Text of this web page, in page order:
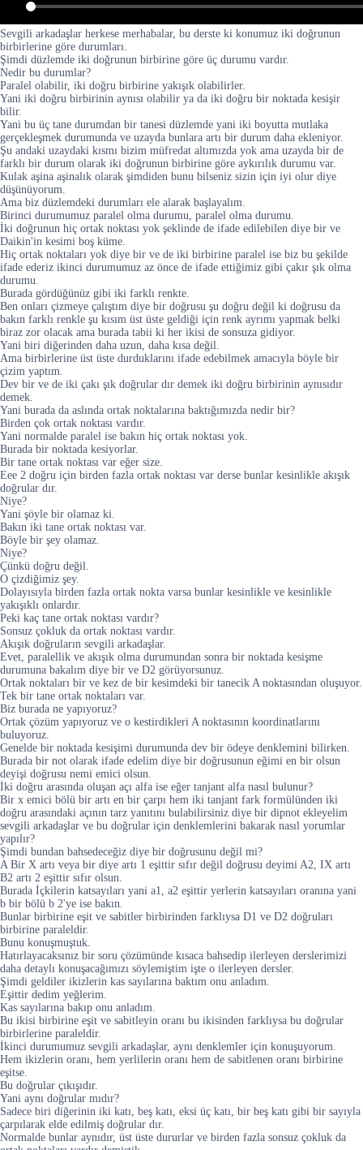
Sevgili arkadaşlar herkese merhabalar, bu derste ki konumuz iki doğrunun
birbirlerine göre durumları.
Şimdi düzlemde iki doğrunun birbirine göre üç durumu vardır.
Nedir bu durumlar?
Paralel olabilir, iki doğru birbirine yakışık olabilirler.
Yani iki doğru birbirinin aynısı olabilir ya da iki doğru bir noktada kesişir
bilir.
Yani bu üç tane durumdan bir tanesi düzlemde yani iki boyutta mutlaka
gerçekleşmek durumunda ve uzayda bunlara artı bir durum daha ekleniyor.
Şu andaki uzaydaki kısmı bizim müfredat altımızda yok ama uzayda bir de
farklı bir durum olarak iki doğrunun birbirine göre aykırılık durumu var.
Kulak aşina aşinalık olarak şimdiden bunu bilseniz sizin için iyi olur diye
düşünüyorum.
Ama biz düzlemdeki durumları ele alarak başlayalım.
Birinci durumumuz paralel olma durumu, paralel olma durumu.
İki doğrunun hiç ortak noktası yok şeklinde de ifade edilebilen diye bir ve
Daikin'in kesimi boş küme.
Hiç ortak noktaları yok diye bir ve de iki birbirine paralel ise biz bu şekilde
ifade ederiz ikinci durumumuz az önce de ifade ettiğimiz gibi çakır şık olma
durumu.
Burada gördüğünüz gibi iki farklı renkte.
Ben onları çizmeye çalıştım diye bir doğrusu şu doğru değil ki doğrusu da
bakın farklı renkle şu kısım üst üste geldiği için renk ayrımı yapmak belki
biraz zor olacak ama burada tabii ki her ikisi de sonsuza gidiyor.
Yani biri diğerinden daha uzun, daha kısa değil.
Ama birbirlerine üst üste durduklarını ifade edebilmek amacıyla böyle bir
çizim yaptım.
Dev bir ve de iki çakı şık doğrular dır demek iki doğru birbirinin aynısıdır
demek.
Yani burada da aslında ortak noktalarına baktığımızda nedir bir?
Birden çok ortak noktası vardır.
Yani normalde paralel ise bakın hiç ortak noktası yok.
Burada bir noktada kesiyorlar.
Bir tane ortak noktası var eğer size.
Eee 2 doğru için birden fazla ortak noktası var derse bunlar kesinlikle akışık
doğrular dır.
Niye?
Yani şöyle bir olamaz ki.
Bakın iki tane ortak noktası var.
Böyle bir şey olamaz.
Niye?
Çünkü doğru değil.
O çizdiğimiz şey.
Dolayısıyla birden fazla ortak nokta varsa bunlar kesinlikle ve kesinlikle
yakışıklı onlardır.
Peki kaç tane ortak noktası vardır?
Sonsuz çokluk da ortak noktası vardır.
Akışık doğruların sevgili arkadaşlar.
Evet, paralellik ve akışık olma durumundan sonra bir noktada kesişme
durumuna bakalım diye bir ve D2 görüyorsunuz.
Ortak noktaları bir ve kez de bir kesimdeki bir tanecik A noktasından oluşuyor.
Tek bir tane ortak noktaları var.
Biz burada ne yapıyoruz?
Ortak çözüm yapıyoruz ve o kestirdikleri A noktasının koordinatlarını
buluyoruz.
Genelde bir noktada kesişimi durumunda dev bir ödeye denklemini bilirken.
Burada bir not olarak ifade edelim diye bir doğrusunun eğimi en bir olsun
deyişi doğrusu nemi emici olsun.
İki doğru arasında oluşan açı alfa ise eğer tanjant alfa nasıl bulunur?
Bir x emici bölü bir artı en bir çarpı hem iki tanjant fark formülünden iki
doğru arasındaki açının tarz yanıtını bulabilirsiniz diye bir dipnot ekleyelim
sevgili arkadaşlar ve bu doğrular için denklemlerini bakarak nasıl yorumlar
yapılır?
Şimdi bundan bahsedeceğiz diye bir doğrusunu değil mi?
A Bir X artı veya bir diye artı 1 eşittir sıfır değil doğrusu deyimi A2, IX artı
B2 artı 2 eşittir sıfır olsun.
Burada İçkilerin katsayıları yani a1, a2 eşittir yerlerin katsayıları oranına yani
b bir bölü b 2'ye ise bakın.
Bunlar birbirine eşit ve sabitler birbirinden farklıysa D1 ve D2 doğruları
birbirine paraleldir.
Bunu konuşmuştuk.
Hatırlayacaksınız bir soru çözümünde kısaca bahsedip ilerleyen derslerimizi
daha detaylı konuşacağımızı söylemiştim işte o ilerleyen dersler.
Şimdi geldiler ikizlerin kas sayılarına baktım onu anladım.
Eşittir dedim yeğlerim.
Kas sayılarına bakıp onu anladım.
Bu ikisi birbirine eşit ve sabitleyin oranı bu ikisinden farklıysa bu doğrular
birbirlerine paraleldir.
İkinci durumumuz sevgili arkadaşlar, aynı denklemler için konuşuyorum.
Hem ikizlerin oranı, hem yerlilerin oranı hem de sabitlenen oranı birbirine
eşitse.
Bu doğrular çıkışıdır.
Yani aynı doğrular mıdır?
Sadece biri diğerinin iki katı, beş katı, eksi üç katı, bir beş katı gibi bir sayıyla
çarpılarak elde edilmiş doğrular dır.
Normalde bunlar aynıdır, üst üste dururlar ve birden fazla sonsuz çokluk da